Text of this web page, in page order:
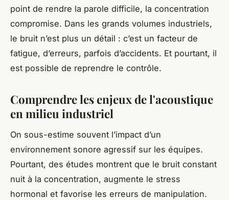
point de rendre la parole difficile, la concentration
compromise. Dans les grands volumes industriels,
le bruit n’est plus un détail : c’est un facteur de
fatigue, d’erreurs, parfois d’accidents. Et pourtant, il
est possible de reprendre le contrôle.
Comprendre les enjeux de l'acoustique
en milieu industriel
On sous-estime souvent l’impact d’un
environnement sonore agressif sur les équipes.
Pourtant, des études montrent que le bruit constant
nuit à la concentration, augmente le stress
hormonal et favorise les erreurs de manipulation.